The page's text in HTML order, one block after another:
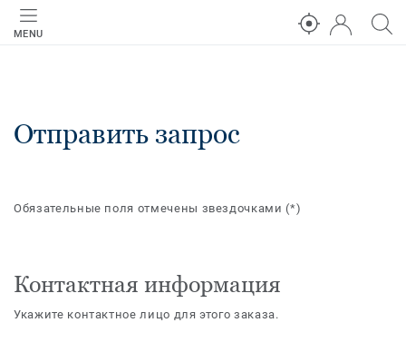
MENU
Отправить запрос
Обязательные поля отмечены звездочками(*)
Контактная информация
Укажите контактное лицо для этого заказа.